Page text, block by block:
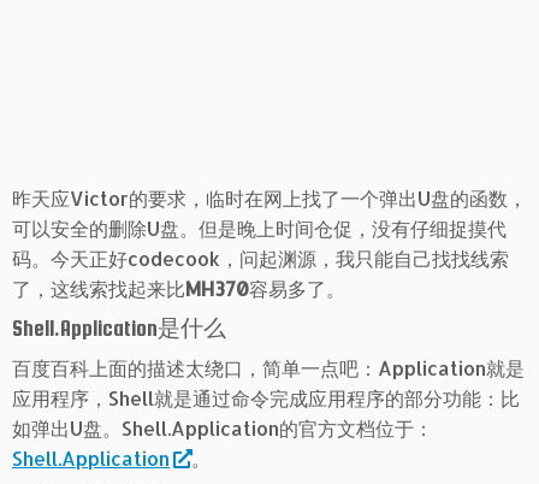
昨天应Victor的要求，临时在网上找了一个弹出U盘的函数，
可以安全的删除U盘。但是晚上时间仓促，没有仔细捉摸代
码。今天正好codecook，问起渊源，我只能自己找找线索
了，这线索找起来比MH370容易多了。
Shell.Application是什么
百度百科上面的描述太绕口，简单一点吧：Application就是
应用程序，Shell就是通过命令完成应用程序的部分功能：比
如弹出U盘。Shell.Application的官方文档位于：
Shell.Application
。